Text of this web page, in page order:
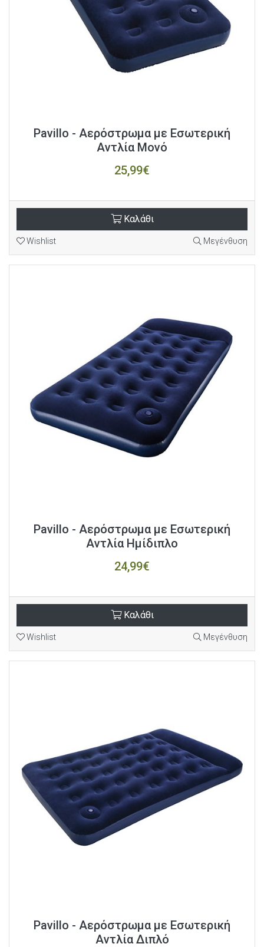
Pavillo - Αερόστρωμα με Εσωτερική
Αντλία Μονό
25,99€
Καλάθι
Wishlist Μεγένθυση
Pavillo - Αερόστρωμα με Εσωτερική
Αντλία Ημίδιπλο
24,99€
Καλάθι
Wishlist Μεγένθυση
Pavillo - Αερόστρωμα με Εσωτερική
Αντλία Διπλό